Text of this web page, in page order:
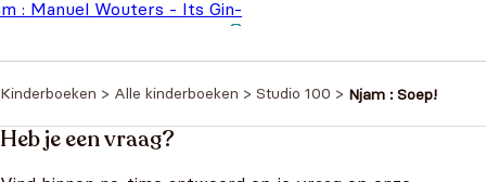
: Manuel Wouters - Its Gin-
Kinderboeken > Alle kinderboeken > Studio 100 > Njam : Soep!
Heb je een vraag?